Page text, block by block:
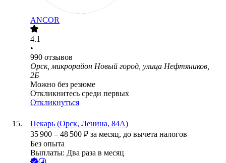
ANCOR
4.1
•
990 отзывов
Орск, микрорайон Новый город, улица Нефтяников,
2Б
Можно без резюме
Откликнитесь среди первых
Откликнуться
Пекарь (Орск, Ленина, 84А)
35 900 – 48 500 ₽ за месяц, до вычета налогов
Без опыта
Выплаты: Два раза в месяц